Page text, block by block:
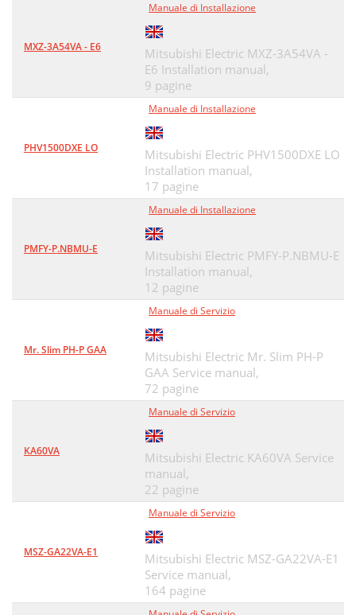
MXZ-3A54VA - E6
Manuale di Installazione
Mitsubishi Electric MXZ-3A54VA -
E6 Installation manual,
9 pagine
PHV1500DXE LO
Manuale di Installazione
Mitsubishi Electric PHV1500DXE LO
Installation manual,
17 pagine
PMFY-P.NBMU-E
Manuale di Installazione
Mitsubishi Electric PMFY-P.NBMU-E
Installation manual,
12 pagine
Mr. Slim PH-P GAA
Manuale di Servizio
Mitsubishi Electric Mr. Slim PH-P
GAA Service manual,
72 pagine
KA60VA
Manuale di Servizio
Mitsubishi Electric KA60VA Service
manual,
22 pagine
MSZ-GA22VA-E1
Manuale di Servizio
Mitsubishi Electric MSZ-GA22VA-E1
Service manual,
164 pagine